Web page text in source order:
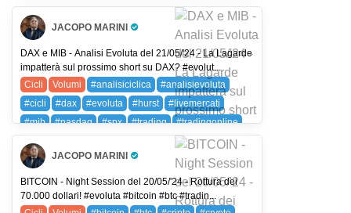
BTC (BITCOIN)
ETH (ETHEREUM)
JACOPO MARINI
Pro Trader
DAX e MIB - Analisi Evoluta del 21/05/'24 - La Lagarde
impatterà sul prossimo short su DAX? #evolut...
Cicli
Volumi #analisiciclica
#analisievoluta
#cicli
#dax #evoluta #hurst
#livemercati
#mib
#nasdaq #spx #trading
#tradingonline
FIB (FTSE MIB)
NDX (NASDAQ 100)
SPX (SP 500) SPXC (SPX)
JACOPO MARINI
Pro Trader
BITCOIN - Night Session del 20/05/'24 - Rottura dei
70.000 dollari! #evoluta #bitcoin #btc #tradin...